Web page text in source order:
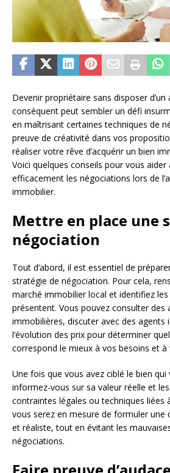
Devenir propriétaire sans disposer d’un
conséquent peut sembler un défi
en maîtrisant certaines techniques de
preuve de créativité dans vos
réaliser votre rêve d’acquérir un bien
Voici quelques conseils pour vous
efficacement les négociations lors de
immobilier.
Mettre en place une
négociation
Tout d’abord, il est essentiel de
stratégie de négociation. Pour cela,
marché immobilier local et identifiez les
présentent. Vous pouvez consulter des
immobilières, discuter avec des agents
l’évolution des prix pour déterminer
correspond le mieux à vos besoins et à
Une fois que vous avez ciblé le bien qui
informez-vous sur sa valeur réelle et
contraintes légales ou techniques liées
vous serez en mesure de formuler une
et réaliste, tout en évitant les
négociations.